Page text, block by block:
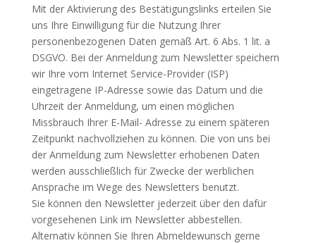
Mit der Aktivierung des Bestätigungslinks erteilen Sie
uns Ihre Einwilligung für die Nutzung Ihrer
personenbezogenen Daten gemäß Art. 6 Abs. 1 lit. a
DSGVO. Bei der Anmeldung zum Newsletter speichern
wir Ihre vom Internet Service-Provider (ISP)
eingetragene IP-Adresse sowie das Datum und die
Uhrzeit der Anmeldung, um einen möglichen
Missbrauch Ihrer E-Mail- Adresse zu einem späteren
Zeitpunkt nachvollziehen zu können. Die von uns bei
der Anmeldung zum Newsletter erhobenen Daten
werden ausschließlich für Zwecke der werblichen
Ansprache im Wege des Newsletters benutzt.
Sie können den Newsletter jederzeit über den dafür
vorgesehenen Link im Newsletter abbestellen.
Alternativ können Sie Ihren Abmeldewunsch gerne